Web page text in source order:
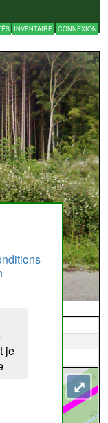
INVENTAIRE CONNEXION
je
⤢